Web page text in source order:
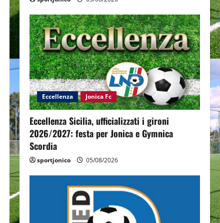
Eccellenza Jonica Fc
Eccellenza Sicilia, ufficializzati i gironi
2026/2027: festa per Jonica e Gymnica
Scordia
sportjonico 05/08/2026